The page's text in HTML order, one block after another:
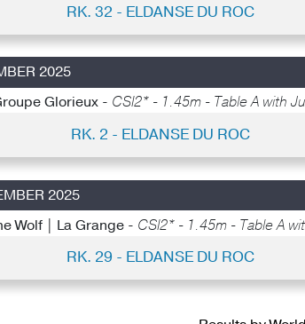
RK. 32 - ELDANSE DU ROC
2025
Glorieux - CSI2* - 1.45m - Table A with
RK. 2 - ELDANSE DU ROC
2025
Wolf | La Grange - CSI2* - 1.45m - Table A
RK. 29 - ELDANSE DU ROC